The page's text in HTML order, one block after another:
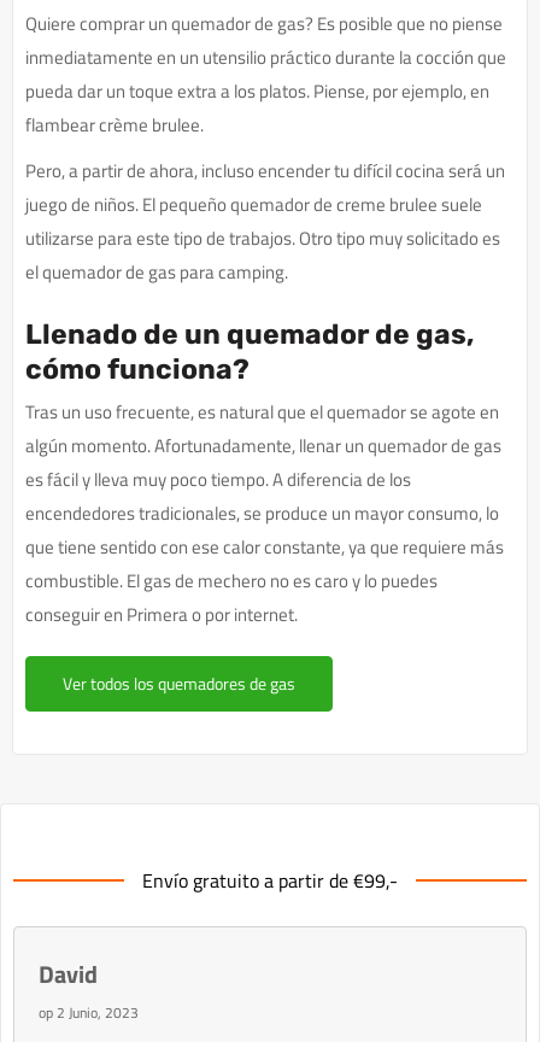
Quiere comprar un quemador de gas? Es posible que no piense
inmediatamente en un utensilio práctico durante la cocción que
pueda dar un toque extra a los platos. Piense, por ejemplo, en
flambear crème brulee.
Pero, a partir de ahora, incluso encender tu difícil cocina será un
juego de niños. El pequeño quemador de creme brulee suele
utilizarse para este tipo de trabajos. Otro tipo muy solicitado es
el quemador de gas para camping.
Llenado de un quemador de gas,
cómo funciona?
Tras un uso frecuente, es natural que el quemador se agote en
algún momento. Afortunadamente, llenar un quemador de gas
es fácil y lleva muy poco tiempo. A diferencia de los
encendedores tradicionales, se produce un mayor consumo, lo
que tiene sentido con ese calor constante, ya que requiere más
combustible. El gas de mechero no es caro y lo puedes
conseguir en Primera o por internet.
Ver todos los quemadores de gas
Envío gratuito a partir de €99,-
David
op 2 Junio, 2023